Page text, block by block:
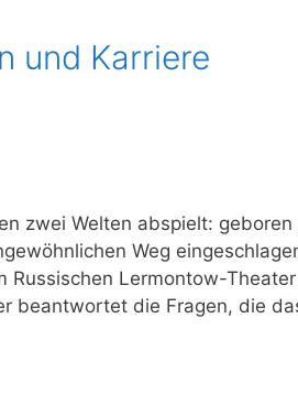
und Karriere
zwei Welten abspielt: geboren
Weg
Russischen Lermontow-Theater
beantwortet die Fragen, die